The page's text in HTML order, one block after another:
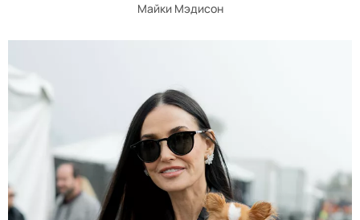
Майки Мэдисон